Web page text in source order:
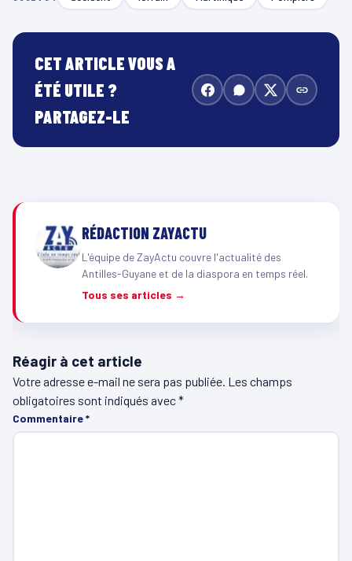
CET ARTICLE VOUS A
ÉTÉ UTILE ?
PARTAGEZ-LE
RÉDACTION ZAYACTU
L'équipe de ZayActu couvre l'actualité des
Antilles-Guyane et de la diaspora en temps réel.
Tous ses articles →
Réagir à cet article
Votre adresse e-mail ne sera pas publiée. Les champs
obligatoires sont indiqués avec*
Commentaire*